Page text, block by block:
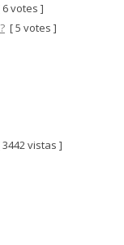
6 votes ]
[ 5 votes ]
3442 vistas ]